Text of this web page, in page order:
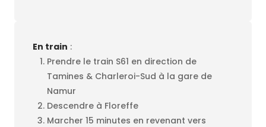
En train :
Prendre le train S61 en direction de
Tamines & Charleroi-Sud à la gare de
Namur
Descendre à Floreffe
Marcher 15 minutes en revenant vers